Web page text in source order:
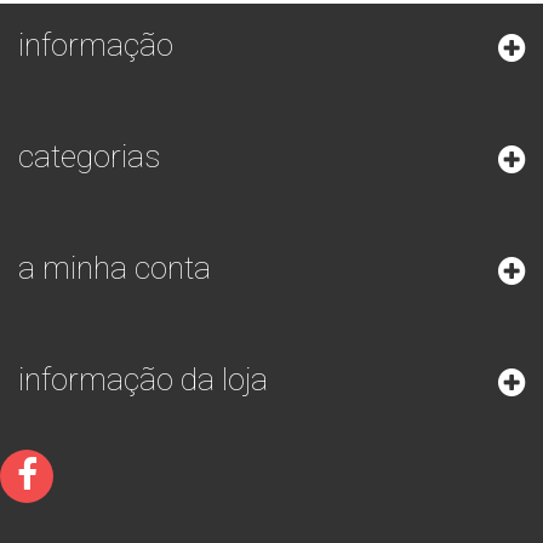
informação
categorias
a minha conta
informação da loja